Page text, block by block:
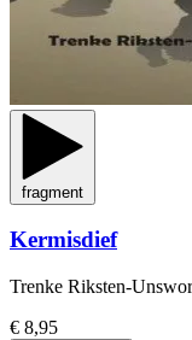
fragment
Kermisdief
Trenke Riksten-
€ 8,95